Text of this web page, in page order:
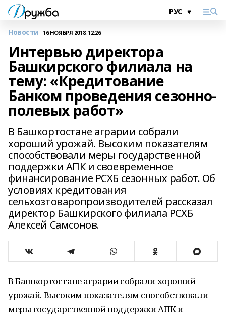
Новости 16 НОЯБРЯ 2018, 12:26
Интервью директора
Башкирского филиала на
тему: «Кредитование
Банком проведения сезонно-
полевых работ»
В Башкортостане аграрии собрали
хороший урожай. Высоким показателям
способствовали меры государственной
поддержки АПК и своевременное
финансирование РСХБ сезонных работ. Об
условиях кредитования
сельхозтоваропроизводителей рассказал
директор Башкирского филиала РСХБ
Алексей Самсонов.
В Башкортостане аграрии собрали хороший
урожай. Высоким показателям способствовали
меры государственной поддержки АПК и